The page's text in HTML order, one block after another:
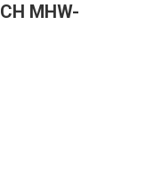
MHW-